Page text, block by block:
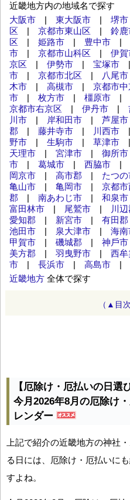
近畿地方内の地域名で探す
大阪市 | 東大阪市 | 堺市
区 | 京都市東山区 | 鈴鹿
区 | 姫路市 | 豊中市 |
市 | 京都市山科区 | 伊賀
京区 | 伊勢市 | 宝塚市
市 | 京都市北区 | 八尾市
木市 | 高槻市 | 京都市中
市 | 枚方市 | 橿原市 |
京都市右京区 | 伊丹市 |
川市 | 岸和田市 | 芦屋市
郡 | 藤井寺市 | 川西市
野市 | 生駒市 | 草津市
天理市 | 宮津市 | 御所市
市 | 葛城市 | 西脇市 |
岡京市 | 高市郡 | たつ
亀山市 | 亀岡市 | 京都
郡 | 南あわじ市 | 和泉市
富田林市 | 尾鷲市 | 川
愛知郡 | 新宮市 | 有田郡
池田市 | 泉大津市 | 海南
甲賀市 | 磯城郡 | 神⼾市
美方郡 | 羽曳野市 | 西牟
市 | 長浜市 | 高島市 |
近畿地方 全体で探す
（▲目
【厄除け・厄払いの日選
今月2026年8月の厄除け
レンダー
上記で紹介の近畿地方の神社
る日には、厄除け・厄払いに
すよね。